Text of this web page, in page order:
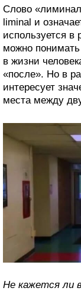
Слово
liminal и
используется
можно понимать
в жизни
«после». Но в
интересует
места между
Не кажется ли